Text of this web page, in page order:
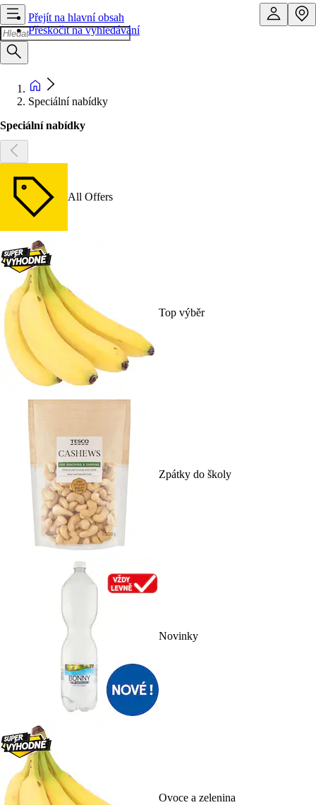
Přejít na hlavní obsah
Přeskočit na vyhledávání
Speciální nabídky
Speciální nabídky
All Offers
Top výběr
Zpátky do školy
Novinky
Ovoce a zelenina